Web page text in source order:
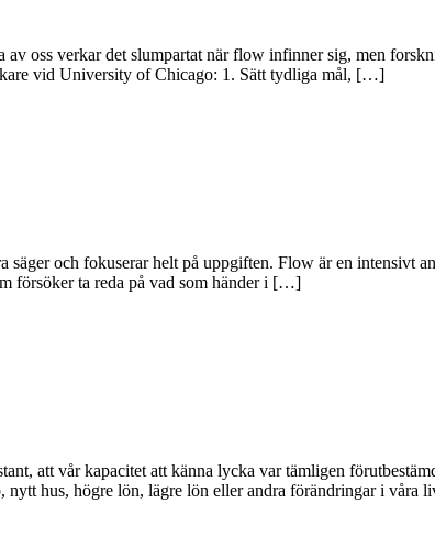
oss verkar det slumpartat när flow infinner sig, men
vid University of Chicago: 1. Sätt tydliga mål, […]
säger och fokuserar helt på uppgiften. Flow är en
försöker ta reda på vad som händer i […]
att vår kapacitet att känna lycka var tämligen
nytt hus, högre lön, lägre lön eller andra förändringar i